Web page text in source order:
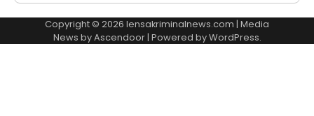
Copyright © 2026 lensakriminalnews.com | Media
News byAscendoor| Powered byWordPress.